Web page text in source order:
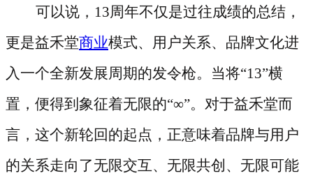
可以说， 13周年不仅是过往成绩的总结，
更是益禾堂商业模式、用户关系、品牌文化进
入一个全新发展周期的发令枪。当将“13”横
置，便得到象征着无限的“∞”。对于益禾堂而
言，这个新轮回的起点，正意味着品牌与用户
的关系走向了无限交互、无限共创、无限可能